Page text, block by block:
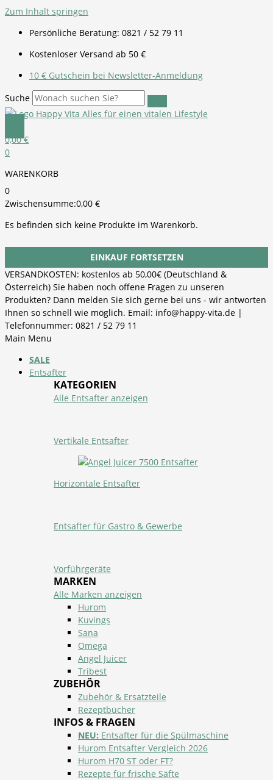
Zum Inhalt springen
Persönliche Beratung: 0821 / 52 79 11
Kostenloser Versand ab 50 €
10 € Gutschein bei Newsletter-Anmeldung
Suche
0,00€
0
WARENKORB
0
Zwischensumme:0,00 €
Es befinden sich keine Produkte im Warenkorb.
EINKAUF FORTSETZEN
VERSANDKOSTEN: kostenlos ab 50,00€ (Deutschland &
Österreich) Sie haben noch offene Fragen zu unseren
Produkten? Dann melden Sie sich gerne bei uns - wir antworten
Ihnen so schnell wie möglich. Email: info@happy-vita.de |
Telefonnummer: 0821 / 52 79 11
Main Menu
SALE
Entsafter
KATEGORIEN
Alle Entsafter anzeigen
Vertikale Entsafter
Horizontale Entsafter
Entsafter für Gastro & Gewerbe
Vorführgeräte
MARKEN
Alle Marken anzeigen
Hurom
Kuvings
Sana
Omega
Angel Juicer
Tribest
ZUBEHÖR
Zubehör & Ersatzteile
Rezeptbücher
INFOS & FRAGEN
NEU: Entsafter für die Spülmaschine
Hurom Entsafter Vergleich 2026
Hurom H70 ST oder FT?
Rezepte für frische Säfte